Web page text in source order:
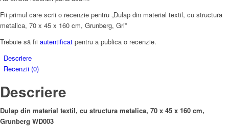
Fii primul care scrii o recenzie pentru „Dulap din material textil, cu structura
metalica, 70 x 45 x 160 cm, Grunberg, Gri”
Trebuie să fii autentificat pentru a publica o recenzie.
Descriere
Recenzii (0)
Descriere
Dulap din material textil, cu structura metalica, 70 x 45 x 160 cm,
Grunberg WD003